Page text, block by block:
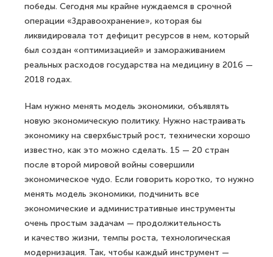
победы. Сегодня мы крайне нуждаемся в срочной
операции «Здравоохранение», которая бы
ликвидировала тот дефицит ресурсов в нем, который
был создан «оптимизацией» и замораживанием
реальных расходов государства на медицину в 2016 —
2018 годах.
Нам нужно менять модель экономики, объявлять
новую экономическую политику. Нужно настраивать
экономику на сверхбыстрый рост, технически хорошо
известно, как это можно сделать. 15 — 20 стран
после второй мировой войны совершили
экономическое чудо. Если говорить коротко, то нужно
менять модель экономики, подчинить все
экономические и административные инструменты
очень простым задачам — продолжительность
и качество жизни, темпы роста, технологическая
модернизация. Так, чтобы каждый инструмент —